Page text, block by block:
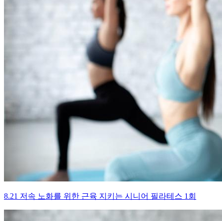
8.21 저속 노화를 위한 근육 지키는 시니어 필라테스 1회